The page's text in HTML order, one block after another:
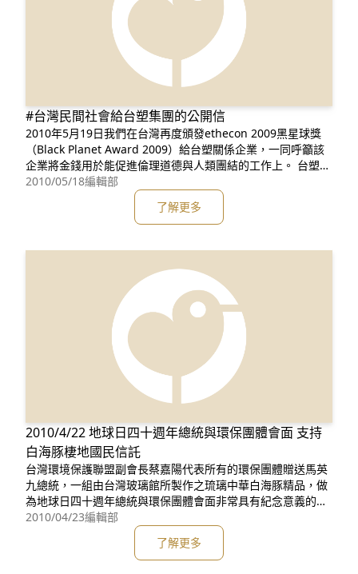
#台灣民間社會給台塑集團的公開信
2010年5月19日我們在台灣再度頒發ethecon 2009黑星球獎
（Black Planet Award 2009）給台塑關係企業，一同呼籲該
企業將金錢用於能促進倫理道德與人類團結的工作上。 台塑集
團，我們在此公開頒發黑星球獎的理由，並請社會共同檢視。
1.你們無視人權、民主，唯利是圖 1989年，中國人民解放軍血
腥鎮壓在北京天安門發生的學生運動，史稱六四事件。在國際
2010/05/18編輯部
了解更多
2010/4/22 地球日四十週年總統與環保團體會面 支持
白海豚棲地國民信託
台灣環境保護聯盟副會長蔡嘉陽代表所有的環保團體贈送馬英
九總統，一組由台灣玻璃館所製作之琉璃中華白海豚精品，做
為地球日四十週年總統與環保團體會面非常具有紀念意義的見
面禮。成年的中華白海豚通體白色，但是在長時間由有活動之
後皮下微血管擴張，反而呈現非常漂亮白裡透紅的淡粉紅色，
所以又稱為粉紅海豚，令人驚艷。只在台灣西海岸近岸海域活
動的中華白海豚族群數量不到99隻，已經被世界自然保育聯盟
2010/04/23編輯部
了解更多